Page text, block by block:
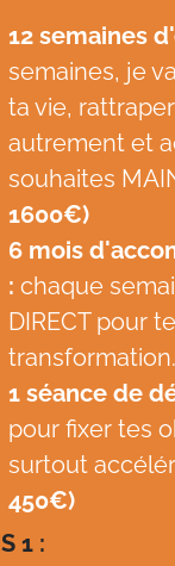
12 semaines
semaines, je
ta vie,
autrement et
souhaites
1600€)
6 mois
: chaque
DIRECT pour
transformation.
1 séance de
pour fixer tes
surtout
450€)
1 :